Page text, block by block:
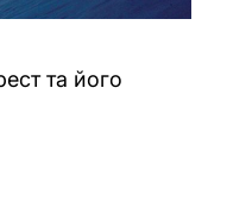
та його